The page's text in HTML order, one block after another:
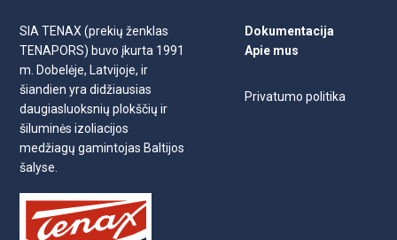
SIA TENAX (prekių ženklas
TENAPORS) buvo įkurta 1991
m. Dobelėje, Latvijoje, ir
šiandien yra didžiausias
daugiasluoksnių plokščių ir
šiluminės izoliacijos
medžiagų gamintojas Baltijos
šalyse.
Dokumentacija
Apie mus
Privatumo politika